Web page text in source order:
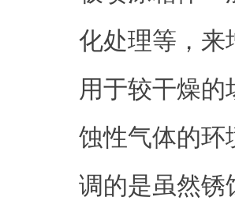
化处理等，来
用于较干燥
蚀性气体的环
调的是虽然锈